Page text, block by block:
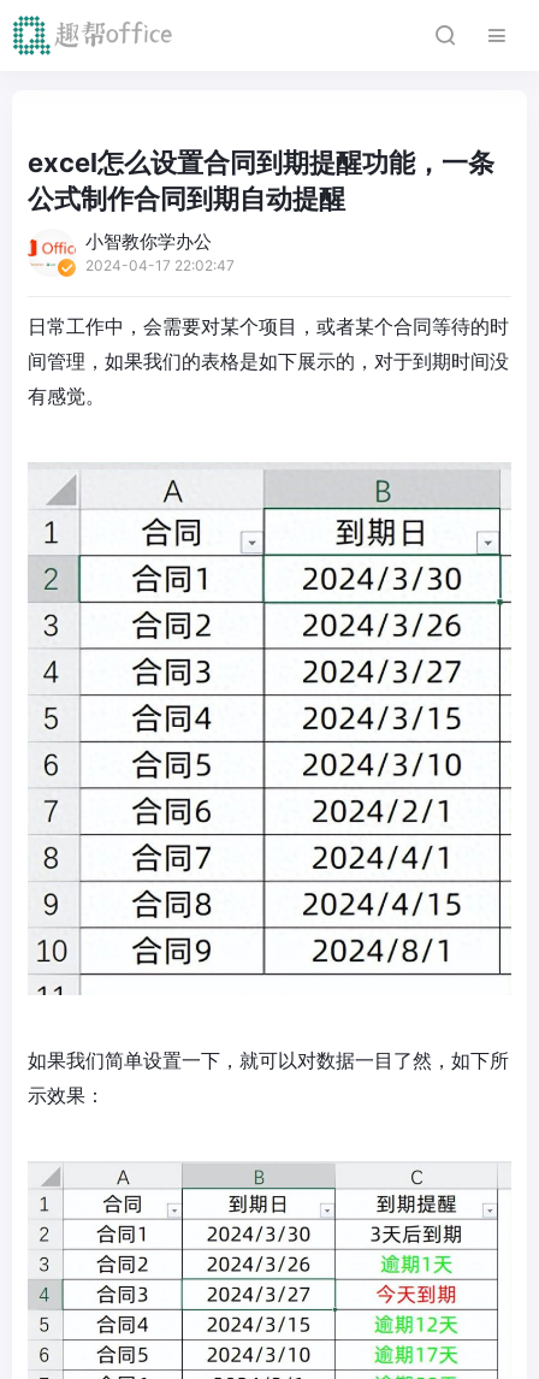
excel怎么设置合同到期提醒功能，一条
公式制作合同到期自动提醒
小智教你学办公
2024-04-17 22:02:47
日常工作中，会需要对某个项目，或者某个合同等待的时
间管理，如果我们的表格是如下展示的，对于到期时间没
有感觉。
如果我们简单设置一下，就可以对数据一目了然，如下所
示效果：